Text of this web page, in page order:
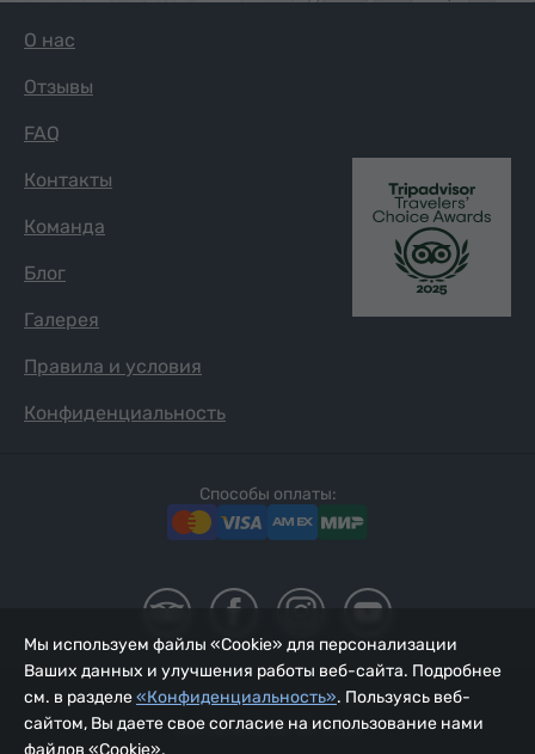
О нас
Отзывы
FAQ
Контакты
Команда
Блог
Галерея
Правила и условия
Конфиденциальность
Способы оплаты:
2002 - 2026, © ООО «Йур Сервис»;
Обновлено 08.08.2026
Мы используем файлы «Cookie» для персонализации
Ваших данных и улучшения работы веб-сайта. Подробнее
см. в разделе«Конфиденциальность». Пользуясь веб-
сайтом, Вы даете свое согласие на использование нами
файлов «Cookie».